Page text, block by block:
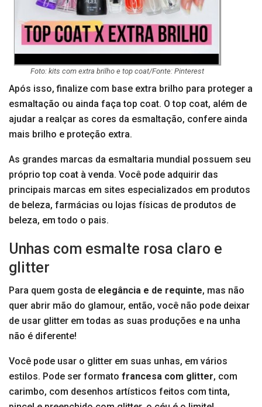
Foto: kits com extra brilho e top coat/Fonte: Pinterest
Após isso, finalize com base extra brilho para proteger a
esmaltação ou ainda faça top coat. O top coat, além de
ajudar a realçar as cores da esmaltação, confere ainda
mais brilho e proteção extra.
As grandes marcas da esmaltaria mundial possuem seu
próprio top coat à venda. Você pode adquirir das
principais marcas em sites especializados em produtos
de beleza, farmácias ou lojas físicas de produtos de
beleza, em todo o pais.
Unhas com esmalte rosa claro e
glitter
Para quem gosta de elegância e de requinte, mas não
quer abrir mão do glamour, então, você não pode deixar
de usar glitter em todas as suas produções e na unha
não é diferente!
Você pode usar o glitter em suas unhas, em vários
estilos. Pode ser formato francesa com glitter, com
carimbo, com desenhos artísticos feitos com tinta,